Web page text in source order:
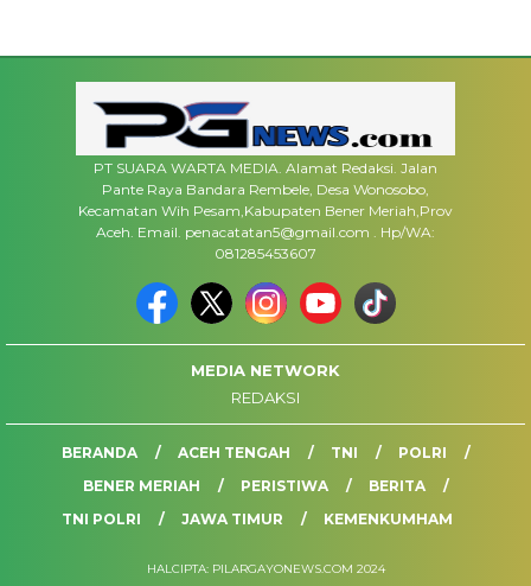
PT SUARA WARTA MEDIA. Alamat Redaksi. Jalan
Pante Raya Bandara Rembele, Desa Wonosobo,
Kecamatan Wih Pesam,Kabupaten Bener Meriah,Prov
Aceh. Email. penacatatan5@gmail.com . Hp/WA:
081285453607
MEDIA NETWORK
REDAKSI
BERANDA ACEH TENGAH TNI
POLRI
BENER MERIAH
PERISTIWA
BERITA
TNI POLRI
JAWA TIMUR KEMENKUMHAM
HALCIPTA: PILARGAYONEWS.COM 2024